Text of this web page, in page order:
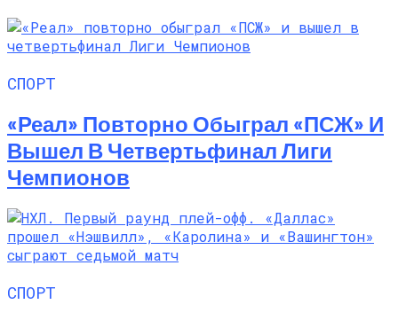
СПОРТ
«Реал» Повторно Обыграл «ПСЖ» И
Вышел В Четвертьфинал Лиги
Чемпионов
СПОРТ